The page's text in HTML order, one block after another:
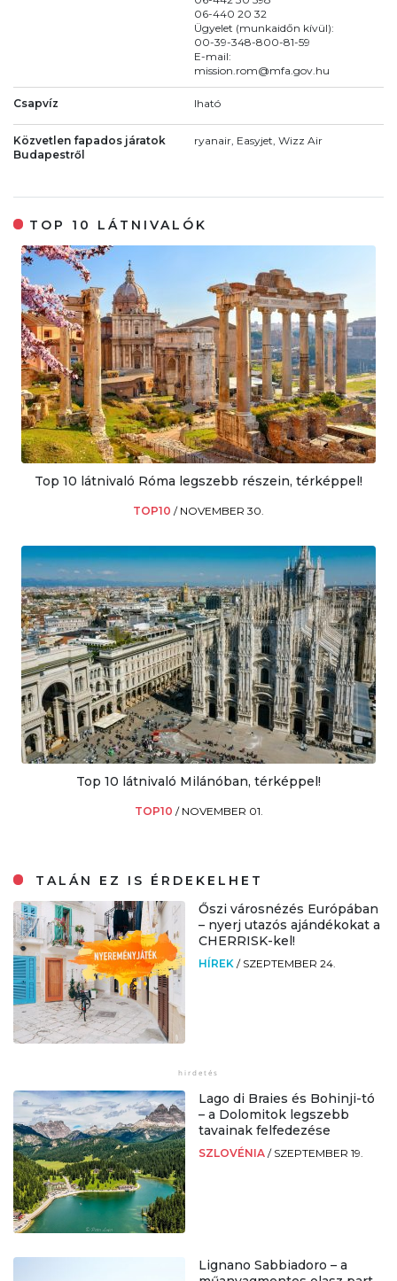
06-440 20 32
Ügyelet (munkaidőn kívül):
00-39-348-800-81-59
E-mail:
mission.rom@mfa.gov.hu
Csapvíz Iható
Közvetlen fapados járatok
Budapestről
ryanair, Easyjet, Wizz Air
TOP 10 LÁTNIVALÓK
Top 10 látnivaló Róma legszebb részein, térképpel!
TOP10 / NOVEMBER 30.
Top 10 látnivaló Milánóban, térképpel!
TOP10 / NOVEMBER 01.
TALÁN EZ IS ÉRDEKELHET
Őszi városnézés Európában
– nyerj utazós ajándékokat a
CHERRISK-kel!
HÍREK / SZEPTEMBER 24.
Lago di Braies és Bohinji-tó
– a Dolomitok legszebb
tavainak felfedezése
SZLOVÉNIA / SZEPTEMBER 19.
Lignano Sabbiadoro – a